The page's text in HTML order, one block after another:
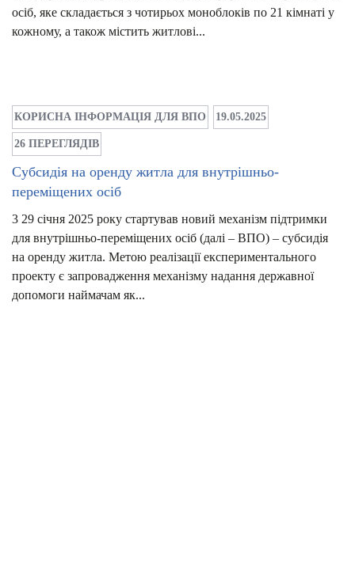
осіб, яке складається з чотирьох моноблоків по 21 кімнаті у
кожному, а також містить житлові...
КОРИСНА ІНФОРМАЦІЯ ДЛЯ ВПО 19.05.2025
26 ПЕРЕГЛЯДІВ
Субсидія на оренду житла для внутрішньо-
переміщених осіб
3 29 січня 2025 року стартував новий механізм підтримки
для внутрішньо-переміщених осіб (далі – ВПО) – субсидія
на оренду житла. Метою реалізації експериментального
проекту є запровадження механізму надання державної
допомоги наймачам як...